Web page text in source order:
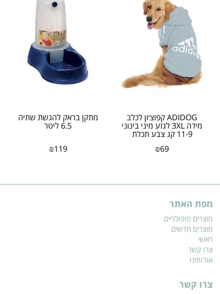
ADIDOG קפוצ׳ון לכלב
מידה 3XL לגזע מיני בינוני
11-9 קג צבע תכלת
₪69
מתקן בראק להגשת שתיה
6.5 ליטר
₪119
מפת האתר
מוצרים פופולריים
מוצרים חדשים
ראשי
צרו קשר
אודותינו
צרו קשר